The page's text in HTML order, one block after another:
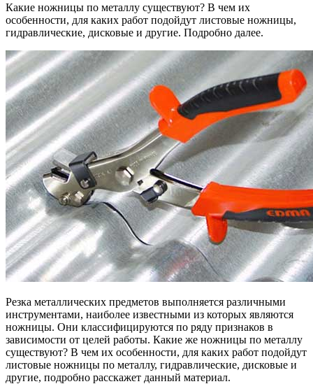
Какие ножницы по металлу существуют? В чем их
особенности, для каких работ подойдут листовые ножницы,
гидравлические, дисковые и другие. Подробно далее.
Резка металлических предметов выполняется различными
инструментами, наиболее известными из которых являются
ножницы. Они классифицируются по ряду признаков в
зависимости от целей работы. Какие же ножницы по металлу
существуют? В чем их особенности, для каких работ подойдут
листовые ножницы по металлу, гидравлические, дисковые и
другие, подробно расскажет данный материал.